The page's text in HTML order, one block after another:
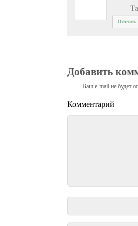
Ответить
Добавить
Ваш e-mail не будет
Комментарий